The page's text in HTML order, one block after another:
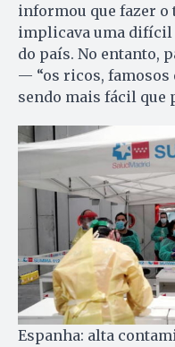
informou que fazer o
implicava uma difícil
do país. No entanto,
— “os ricos, famosos
sendo mais fácil que
Espanha: alta